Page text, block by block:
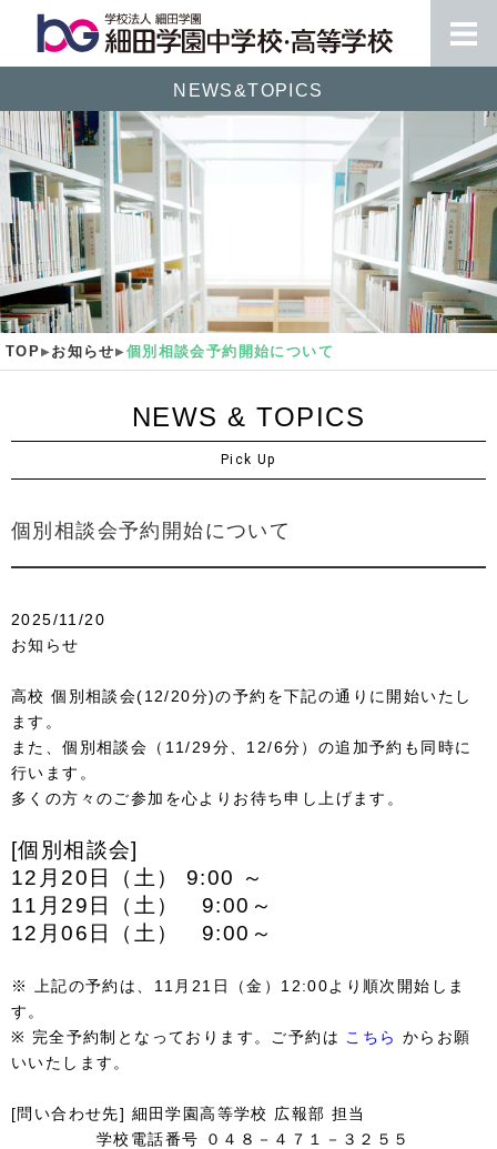
NEWS&TOPICS
TOP お知らせ 個別相談会予約開始について
NEWS & TOPICS
Pick Up
個別相談会予約開始について
2025/11/20
お知らせ
高校 個別相談会(12/20分)の予約を下記の通りに開始いたし
ます。
また、個別相談会（11/29分、12/6分）の追加予約も同時に
行います。
多くの方々のご参加を心よりお待ち申し上げます。
[個別相談会]
12月20日（土） 9:00 ～
11月29日（土） 9:00～
12月06日（土） 9:00～
※ 上記の予約は、11月21日（金）12:00より順次開始しま
す。
※ 完全予約制となっております。ご予約は こちら からお願
いいたします。
[問い合わせ先] 細田学園高等学校 広報部 担当
学校電話番号 ０４８－４７１－３２５５